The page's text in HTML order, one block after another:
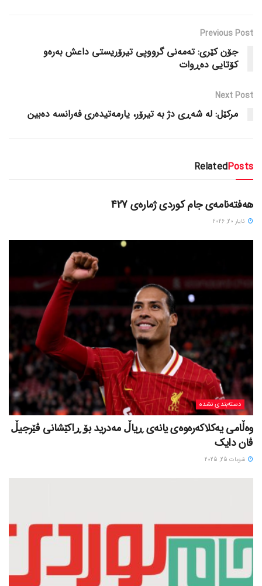
Previous Post
جۆن کێری: ته‌مه‌نی گرووپی تیرۆریستی داعش به‌ره‌و
کۆتایی ده‌ڕوات
Next Post
مرکێل: له‌ شه‌ڕی دژ به‌ تیرۆر، یارمه‌تیده‌ری فه‌رانسه‌ ده‌بین
RelatedPosts
دسته‌بندی نشده
هەفتەنامەی جام کوردی ژمارەی 427
ئایار 20, 2026
دسته‌بندی نشده
وەڵامی یەکلاکەرەوەی یانەی ڕیاڵ مەدرید بۆ ڕاکێشانی ڤێرجیڵ
ڤان دایک
شوبات 25, 2025